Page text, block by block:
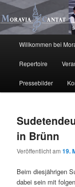
Zum
primären
Inhalt
springen
Zum
sekundären
Inhalt
springenMoravia
Willkommen bei
Repertoire
Pressebilder
in Brünn
Veröffentlicht am19.
Beim diesjährigen
dabei sein mit